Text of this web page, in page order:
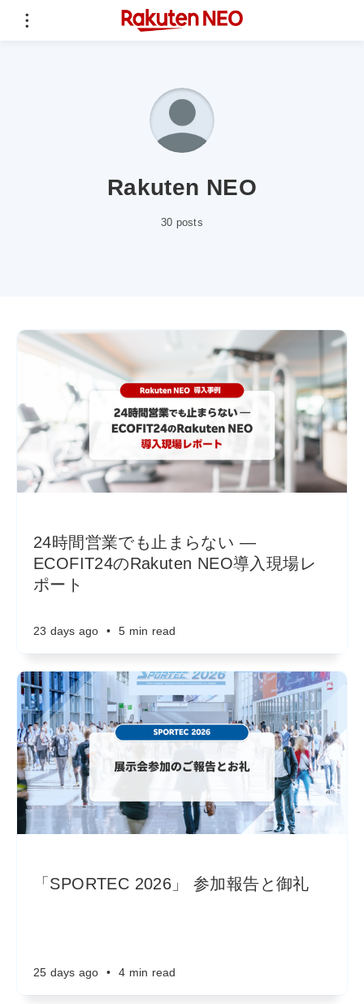
Rakuten NEO
30 posts
24時間営業でも止まらない ―
ECOFIT24のRakuten NEO導入現場レ
ポート
23 days ago • 5 min read
「SPORTEC 2026」 参加報告と御礼
25 days ago • 4 min read